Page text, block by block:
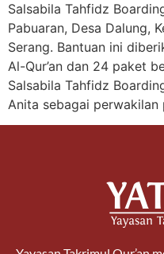
Salsabila Tahfidz
Pabuaran, Desa Dalung,
Serang. Bantuan ini
Al-Qur’an dan 24 paket
Salsabila Tahfidz
Anita sebagai